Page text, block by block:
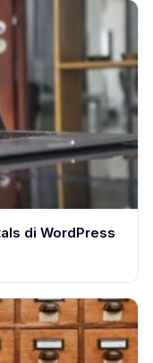
di WordPress